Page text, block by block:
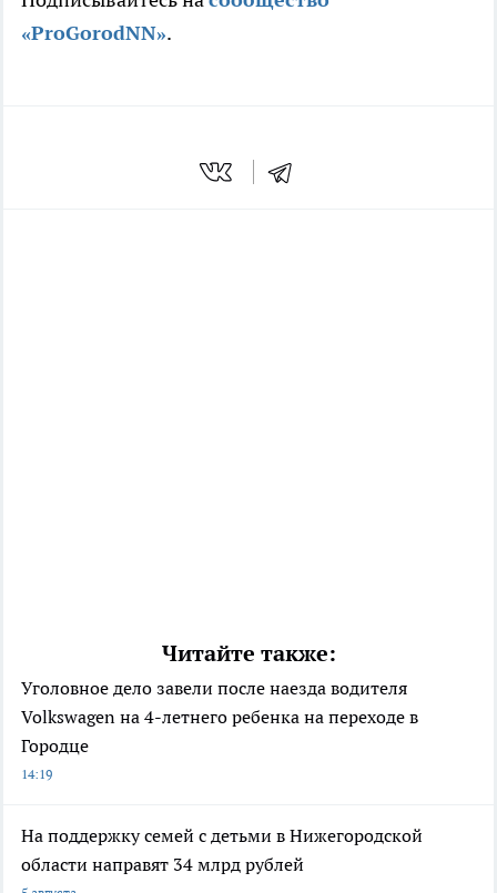
«ProGorodNN».
Читайте также:
Уголовное дело завели после наезда водителя
Volkswagen на 4-летнего ребенка на переходе в
Городце
14:19
На поддержку семей с детьми в Нижегородской
области направят 34 млрд рублей